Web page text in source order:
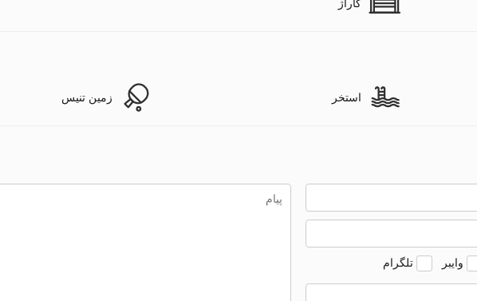
گاراژ
استخر زمین تنیس
وایبر تلگرام